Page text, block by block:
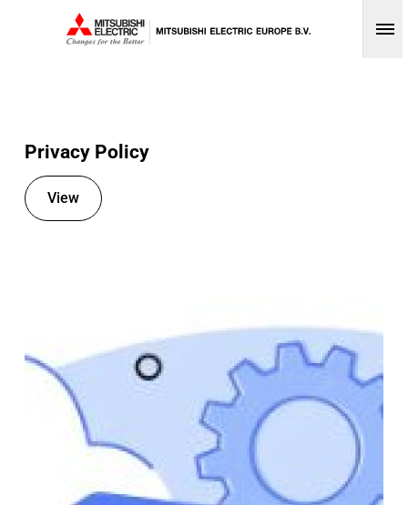
Privacy Policy
View